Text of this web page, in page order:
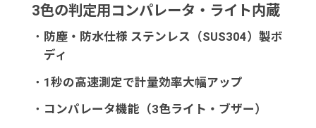
3色の判定用コンパレータ・ライト内蔵
・ 防塵・防水仕様 ステンレス（SUS304）製ボ
ディ
・ 1秒の高速測定で計量効率大幅アップ
・ コンパレータ機能（3色ライト・ブザー）